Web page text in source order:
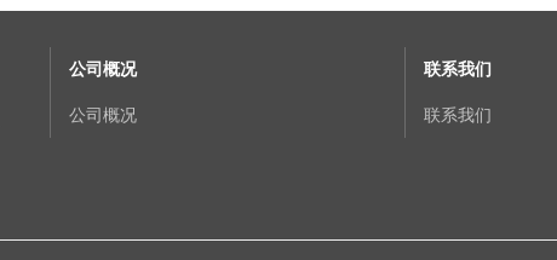
公司概况
公司概况
联系我们
联系我们